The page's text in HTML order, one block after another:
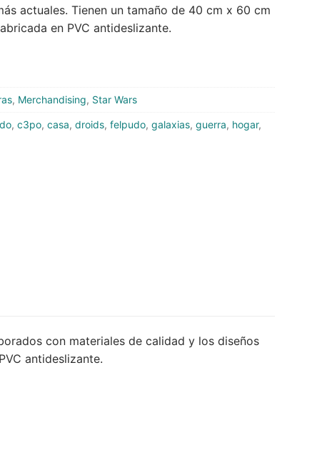
actuales. Tienen un tamaño de 40 cm x 60 cm
en PVC antideslizante.
, Merchandising, Star Wars
, c3po, casa, droids, felpudo, galaxias, guerra, hogar,
con materiales de calidad y los diseños
antideslizante.